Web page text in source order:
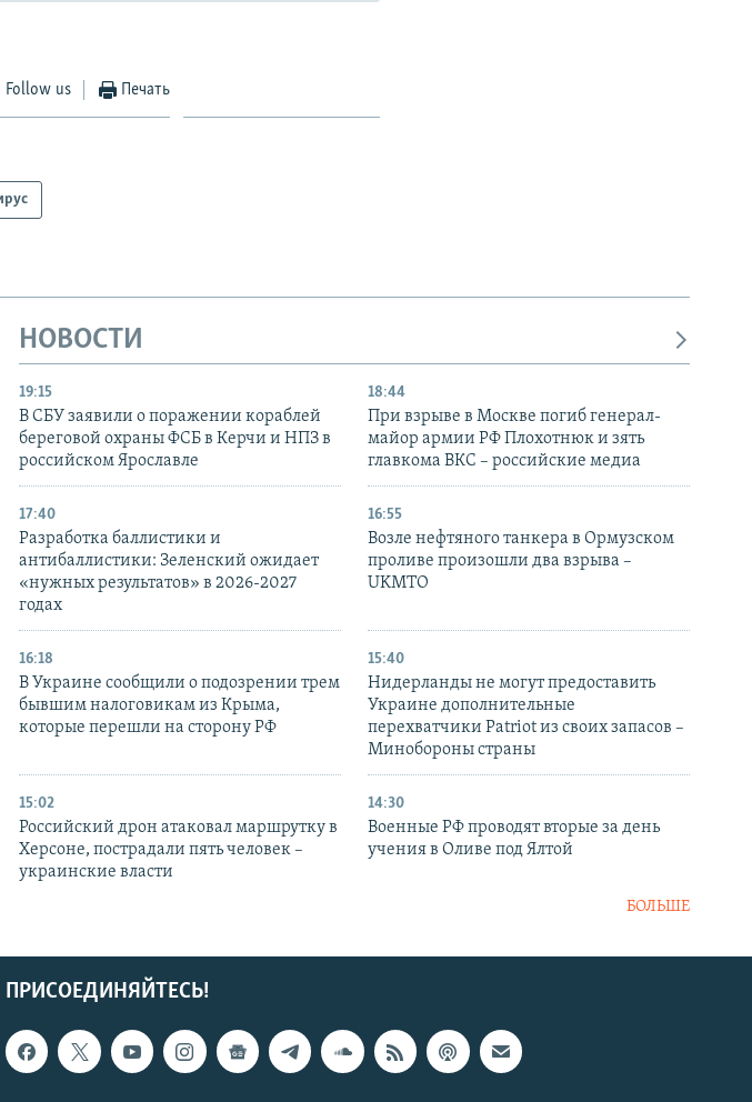
Follow us Печать
НОВОСТИ
19:15
В СБУ заявили о поражении кораблей
береговой охраны ФСБ в Керчи и НПЗ в
российском Ярославле
18:44
При взрыве в Москве погиб генерал-
майор армии РФ Плохотнюк и зять
главкома ВКС – российские медиа
17:40
Разработка баллистики и
антибаллистики: Зеленский ожидает
«нужных результатов» в 2026-2027
годах
16:55
Возле нефтяного танкера в Ормузском
проливе произошли два взрыва –
UKMTO
16:18
В Украине сообщили о подозрении трем
бывшим налоговикам из Крыма,
которые перешли на сторону РФ
15:40
Нидерланды не могут предоставить
Украине дополнительные
перехватчики Patriot из своих запасов –
Минобороны страны
15:02
Российский дрон атаковал маршрутку в
Херсоне, пострадали пять человек –
украинские власти
14:30
Военные РФ проводят вторые за день
учения в Оливе под Ялтой
БОЛЬШЕ
ПРИСОЕДИНЯЙТЕСЬ!